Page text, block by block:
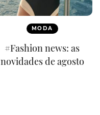
MODA
#Fashion news: as
novidades de agosto